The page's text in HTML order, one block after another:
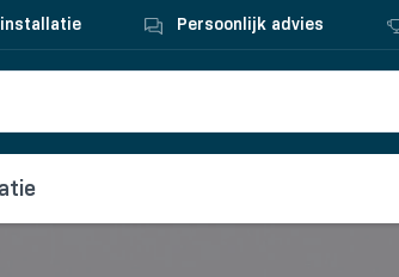
installatie Persoonlijk advies